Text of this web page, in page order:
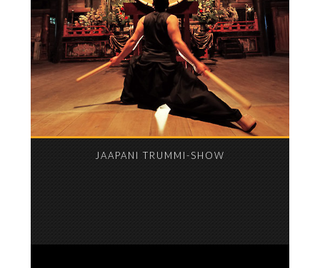
JAAPANI TRUMMI-SHOW